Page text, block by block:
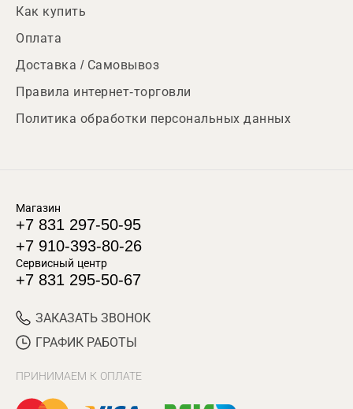
Как купить
Оплата
Доставка / Самовывоз
Правила интернет-торговли
Политика обработки персональных данных
Магазин
+7 831 297-50-95
+7 910-393-80-26
Сервисный центр
+7 831 295-50-67
ЗАКАЗАТЬ ЗВОНОК
ГРАФИК РАБОТЫ
ПРИНИМАЕМ К ОПЛАТЕ